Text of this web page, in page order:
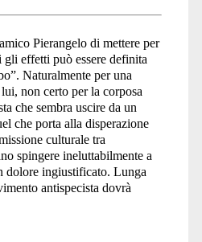
Pierangelo di mettere per
effetti può essere definita
Naturalmente per una
non certo per la corposa
che sembra uscire da un
che porta alla disperazione
culturale tra
spingere ineluttabilmente a
dolore ingiustificato. Lunga
antispecista dovrà